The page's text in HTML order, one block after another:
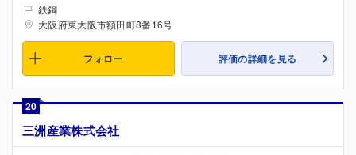
鉄鋼
大阪府東大阪市額田町8番16号
フォロー 評価の詳細を見る
20
三洲産業株式会社